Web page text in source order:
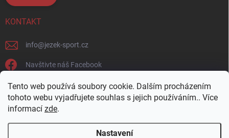
Tento web používá soubory cookie. Dalším procházením
tohoto webu vyjadřujete souhlas s jejich používáním.. Více
informací zde.
Nastavení
KONTAKT
info@jezek-sport.cz
Navštivte náš Facebook
jezek_sport_np/